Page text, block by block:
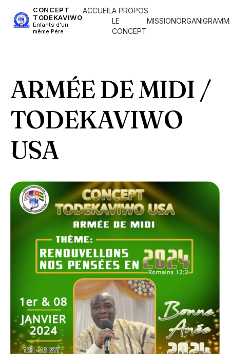
CONCEPT
TODEKAVIWO
Enfants d'un
même Père
ACCUEILA PROPOS
LE
CONCEPT
MISSION
ARMÉE DE MIDI /
TODEKAVIWO
USA